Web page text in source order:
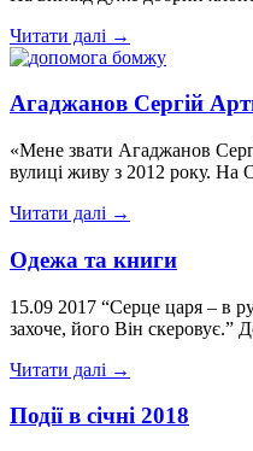
Читати далі →
Агаджанов Сергій
«Мене звати Агаджанов
вулиці живу з 2012 року. На
Читати далі →
Одежа та книги
15.09 2017 “Серце царя – в
захоче, його Він скеровує.”
Читати далі →
Події в січні 2018